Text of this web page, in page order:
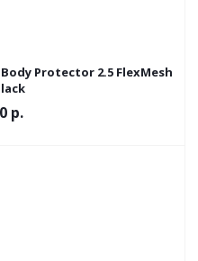
Protector 2.5 FlexMesh
р.